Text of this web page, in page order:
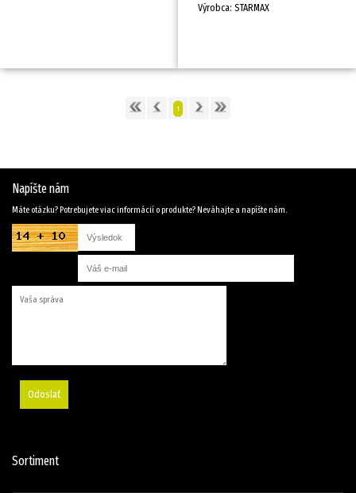
Výrobca: STARMAX
1
Napíšte nám
Máte otázku? Potrebujete viac informácií o produkte? Neváhajte a napíšte nám.
Odoslať
Sortiment